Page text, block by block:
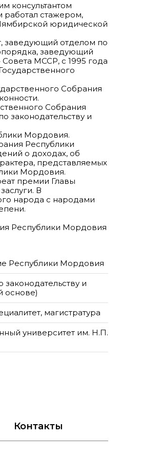
консультантом
стажером,
юридической
заведующий отделом по
заведующий
МССР, с 1995 года
Собрания
Собрания
законодательству и
Мордовия.
Республики
о доходах, об
представляемых
Мордовия.
премии Главы
В
народа с народами
Республики Мордовия
Республики Мордовия
и
основе)
магистратура
университет им. Н.П.
Контакты